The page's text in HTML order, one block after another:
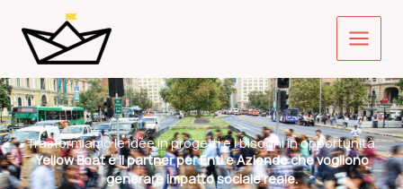
contenuto
Main
Menu
Trasformiamo le idee in progetti e i bisogni in opportunità.
Yellow Boat è il partner per Enti e Aziende che vogliono
generare impatto sociale reale.